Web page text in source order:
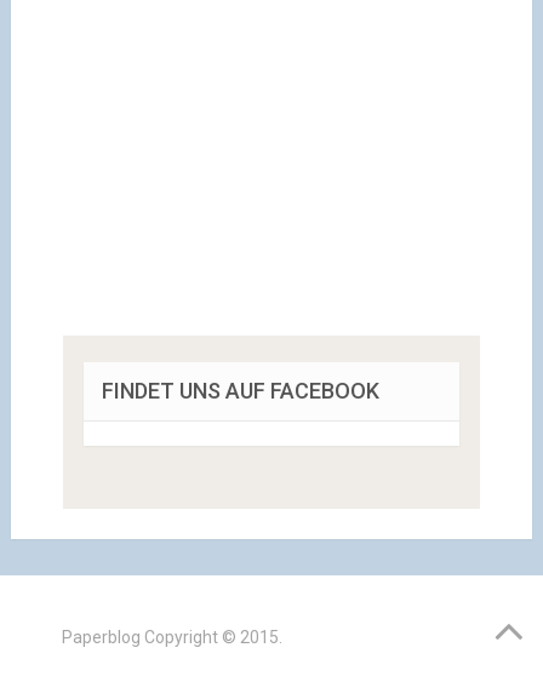
FINDET UNS AUF FACEBOOK
Paperblog Copyright © 2015.